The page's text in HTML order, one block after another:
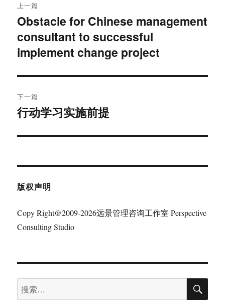
章
导
航
上一篇
上
篇
文
章：
Obstacle for Chinese management
consultant to successful
implement change project
下一篇
下
文
行动学习实施前提
版权声明
Copy Right@2009-2026远景管理咨询工作室 Perspective
Consulting Studio
搜
索：
搜